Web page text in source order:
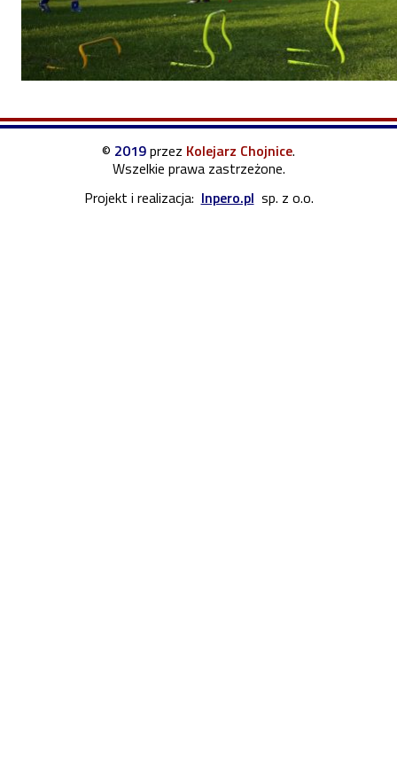
© 2019przez Kolejarz Chojnice.
Wszelkie prawa zastrzeżone.
Projekt i realizacja: Inpero.pl sp. z o.o.